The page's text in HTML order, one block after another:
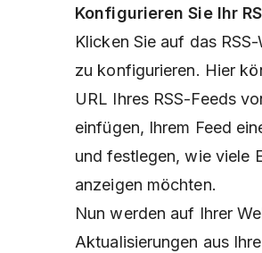
Konfigurieren Sie Ihr
Klicken Sie auf das
zu konfigurieren. Hier
URL Ihres RSS-Feeds
einfügen, Ihrem Feed
und festlegen, wie viele
anzeigen möchten.
Nun werden auf Ihrer
Aktualisierungen aus